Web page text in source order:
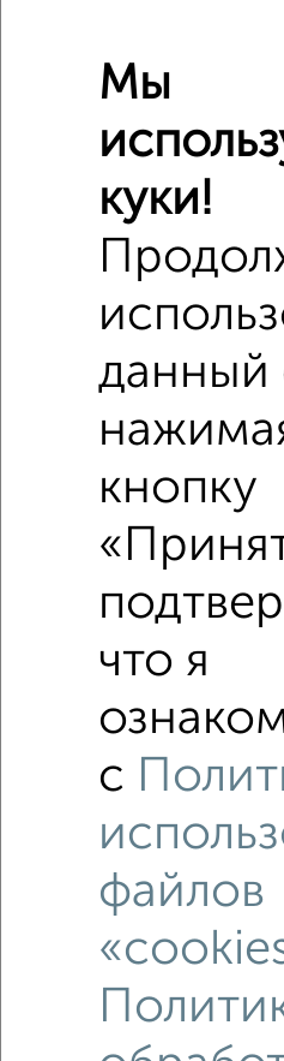
Сравнение средних цен
2‑комнатные квартиры с
Это предложение
Средняя цена по городу
2‑комнатные квартиры
Мы
куки!
данный
кнопку
что я
с
файлов